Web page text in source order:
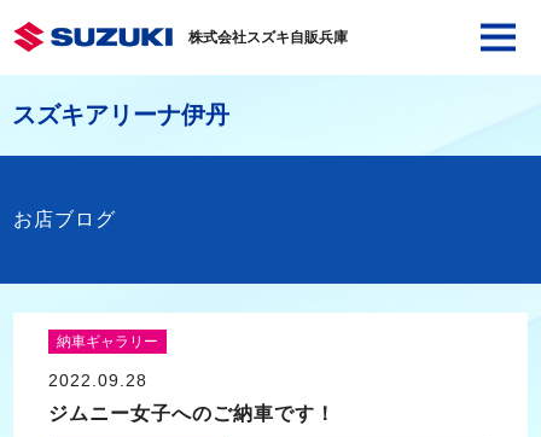
株式会社スズキ自販兵庫
スズキアリーナ伊丹
お店ブログ
納車ギャラリー
2022.09.28
ジムニー女子へのご納車です！